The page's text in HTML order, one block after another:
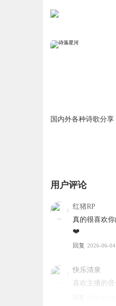
国内外各种诗歌分
用户评论
红猪RP
真的很喜欢
❤️
回复 2026-06-04
快乐清泉
喜欢主播的